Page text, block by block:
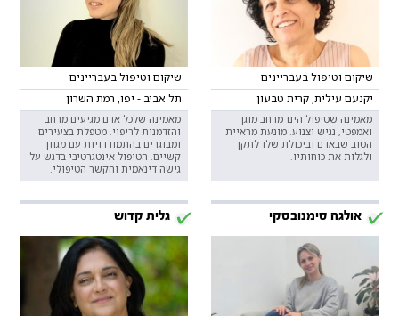
שיקום וטיפול בעבריינים
יקנעם עילית, קרית טבעון
מאמינה שטיפול הינו מרחב מוגן
ואמפטי, נגיש וצנוע. מונעת מראיית
הטוב שבאדם וביכולת שלו לתקן
ולגלות את כוחותיו.
שיקום וטיפול בעבריינים
תל אביב - יפו, רמת השרון
מאמינה שלכל אדם מגיעים מרחב
והזדמנות לריפוי. מטפלת בצעירים
ומבוגרים בהתמודדויות עם מגוון
קשיים. הטיפול אינטגרטיבי בדגש על
גישה דינאמית והקשר הטיפולי.
אולגה סימנובסקי גלית קדוש